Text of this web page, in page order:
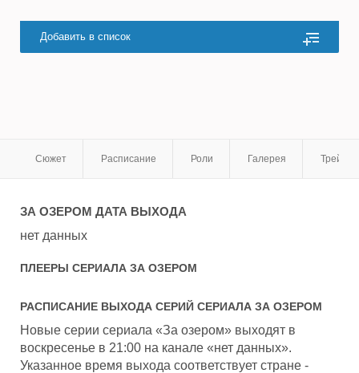
Добавить в список
Сюжет Расписание Роли Галерея
ЗА ОЗЕРОМ ДАТА ВЫХОДА
нет данных
ПЛЕЕРЫ СЕРИАЛА ЗА ОЗЕРОМ
РАСПИСАНИЕ ВЫХОДА СЕРИЙ СЕРИАЛА ЗА ОЗЕРОМ
Новые серии сериала «За озером» выходят в
воскресенье в 21:00 на канале «нет данных».
Указанное время выхода соответствует стране -